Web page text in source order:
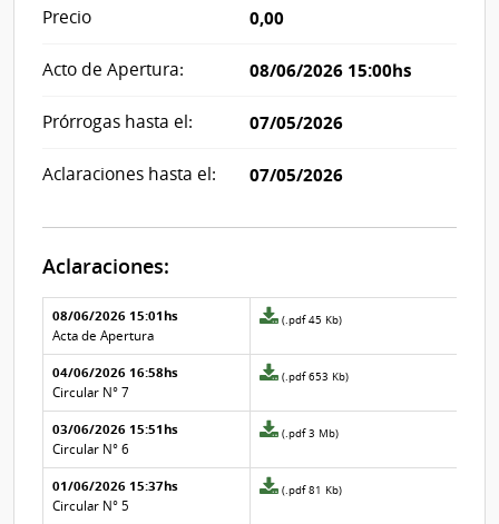
Precio 0,00
Acto de Apertura: 08/06/2026 15:00hs
Prórrogas hasta el: 07/05/2026
Aclaraciones hasta el: 07/05/2026
Aclaraciones:
Aclaraciones del llamado
Fecha y
texto de
la
aclaración
Archivo
de la
aclaración
08/06/2026 15:01hs
Acta de Apertura
Archivo
de
la
Nº
7
(.pdf 45 Kb)
04/06/2026 16:58hs
Circular N° 7
Archivo
de
la
Nº
6
(.pdf 653 Kb)
03/06/2026 15:51hs
Circular N° 6
Archivo
de
la
(.pdf 3 Mb)
01/06/2026 15:37hs
Circular N° 5
Archivo
(.pdf 81 Kb)